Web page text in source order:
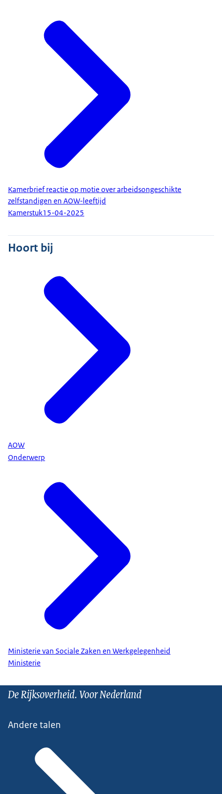
Kamerbrief reactie op motie over arbeidsongeschikte
zelfstandigen en AOW-leeftijd
Kamerstuk15-04-2025
Hoort bij
AOW
Onderwerp
Ministerie van Sociale Zaken en Werkgelegenheid
Ministerie
De Rijksoverheid. Voor Nederland
Andere talen